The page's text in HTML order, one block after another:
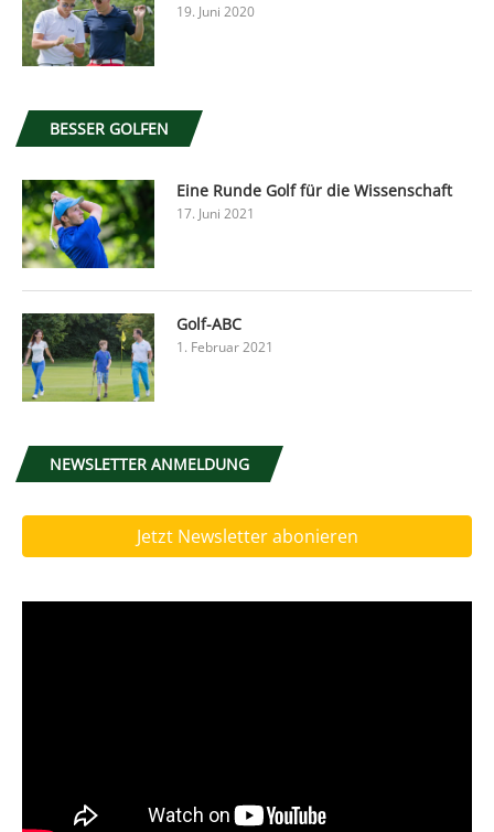
19. Juni 2020
BESSER GOLFEN
Eine Runde Golf für die Wissenschaft
17. Juni 2021
Golf-ABC
1. Februar 2021
NEWSLETTER ANMELDUNG
Jetzt Newsletter abonieren